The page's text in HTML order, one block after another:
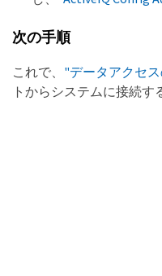
次の手順
これで、 "データアクセ
トからシステムに接続す